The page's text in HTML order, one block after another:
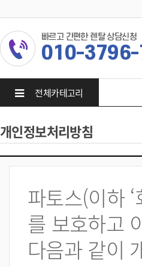
빠르고 간편한 렌탈 상담신청
010-
전체카테고리
개인정보처리방침
파토스(이하
를 보호하고
다음과 같이